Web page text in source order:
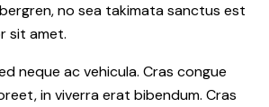
no sea takimata sanctus est
sit amet.
neque ac vehicula. Cras congue
in viverra erat bibendum. Cras